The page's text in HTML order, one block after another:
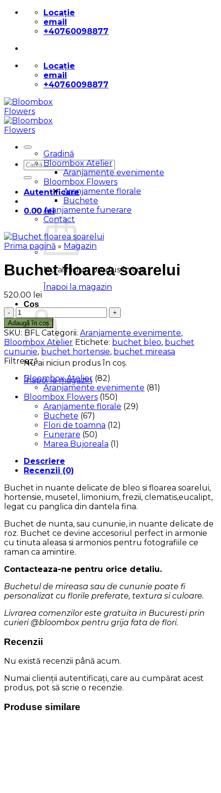
Skip
content
Locație
email
+40760098877
Locație
email
+40760098877
Caută
după:
Autentificare
0.00lei
Nu ai niciun produs în coș.
Înapoi la magazin
Coș
Nu ai niciun produs în coș.
Înapoi la magazin
Gradină
Bloombox Atelier
Aranjamente evenimente
Bloombox Flowers
Aranjamente florale
Buchete
Aranjamente funerare
Contact
Prima pagină » Magazin
Buchet floarea soarelui
520.00 lei
Cantitate
Buchet
floarea
soarelui
Adaugă în coș
SKU: BFL Categorii: Aranjamente evenimente,
Bloombox Atelier Etichete: buchet bleo, buchet
cununie,buchet hortensie, buchet mireasa
Filtrează
Bloombox Atelier (82)
Aranjamente evenimente (81)
Bloombox Flowers (150)
Aranjamente florale (29)
Buchete (67)
Flori de toamna (12)
Funerare (50)
Marea Bujoreala (1)
Descriere
Recenzii (0)
Buchet in nuante delicate de bleo si floarea soarelui,
hortensie, musetel, limonium, frezii, clematis,eucalipt,
legat cu panglica din dantela fina.
Buchet de nunta, sau cununie, in nuante delicate de
roz. Buchet ce devine accesoriul perfect in armonie
cu tinuta aleasa si armonios pentru fotografiile ce
raman ca amintire.
Contacteaza-ne pentru orice detaliu.
Buchetul de mireasa sau de cununie poate fi
personalizat cu florile preferate, textura si culoare.
Livrarea comenzilor este gratuita in Bucuresti prin
curieri @bloombox pentru grija fata de flori.
Recenzii
Nu există recenzii până acum.
Numai clienții autentificați, care au cumpărat acest
produs, pot să scrie o recenzie.
Produse similare